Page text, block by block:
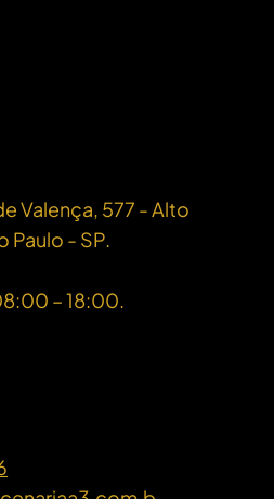
Valença, 577 - Alto
Paulo - SP.
– 18:00.